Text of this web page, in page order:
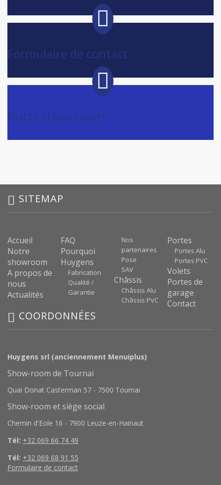
Formulaire de contact
Notre show-room
SITEMAP
Accueil
Notre
showroom
A propos de
nous
Actualités
FAQ
Pourquoi
Huygens
Fabrication
Qualité /
Garantie
Nos
partenaires
Pose
SAV
Châssis
Châssis Alu
Châssis PVC
Portes
Portes Alu
Portes PVC
Volets
Portes de
garage
Contact
COORDONNÉES
Huygens srl (anciennement Menuiplus)
Show-room de Tournai
Quai Donat Casterman 57 - 7500 Tournai
Show-room et siège social
Chemin d'Eole 16 - 7900 Leuze-en-Hainaut
Tél: +32 069 66 74 49
Tél: +32 069 68 91 55
Formulaire de contact